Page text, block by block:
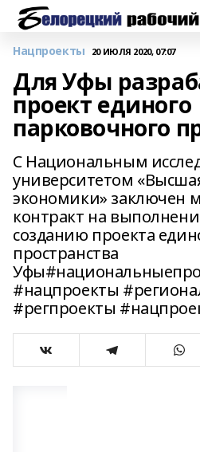
Нацпроекты 20 ИЮЛЯ 2020, 07:07
Для Уфы
проект единого
парковочного
С Национальным
университетом
экономики» заключен
контракт на
созданию проекта
пространства
#нацпроекты
#регпроекты